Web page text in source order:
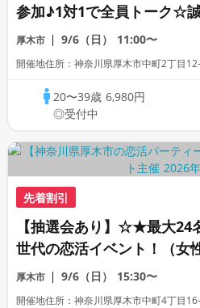
参加♪1対1で全員トーク☆
活パーティー
厚木市 9/6（日） 11:00〜
開催地住所：神奈川県厚木市中町2丁目
20〜39歳 6,980円
◎受付中
先着割引
【抽選会あり】☆★最大
世代の恋活イベント！（女
込特典）
厚木市 9/6（日） 15:30〜
開催地住所：神奈川県厚木市中町4丁目